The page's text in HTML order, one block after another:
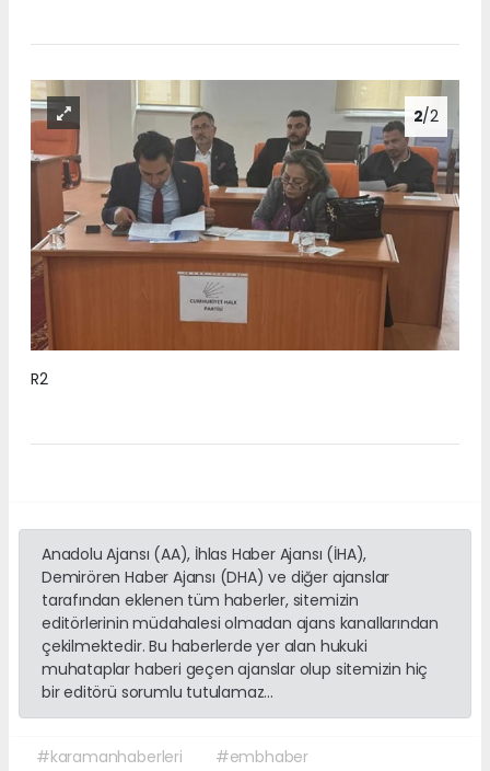
2/2
R2
Anadolu Ajansı (AA), İhlas Haber Ajansı (İHA),
Demirören Haber Ajansı (DHA) ve diğer ajanslar
tarafından eklenen tüm haberler, sitemizin
editörlerinin müdahalesi olmadan ajans kanallarından
çekilmektedir. Bu haberlerde yer alan hukuki
muhataplar haberi geçen ajanslar olup sitemizin hiç
bir editörü sorumlu tutulamaz...
#karamanhaberleri #embhaber